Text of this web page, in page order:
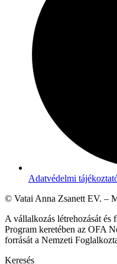
Adatvédelmi
© Vatai Anna Zsanett EV. –
A vállalkozás létrehozását és
Program keretében az OFA
forrását a Nemzeti
Keresés